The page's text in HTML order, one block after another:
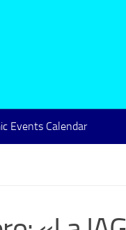
Events Calendar